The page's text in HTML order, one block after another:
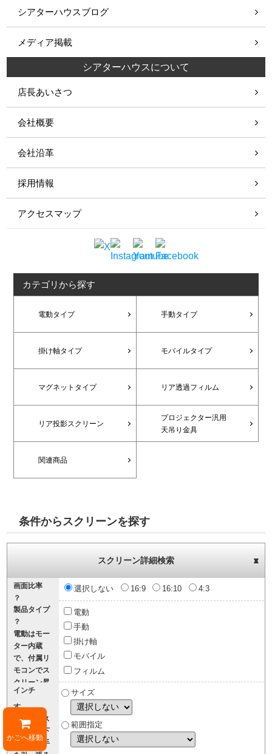
かごへ移動
シアターハウスブログ
メディア掲載
シアターハウスについて
店長あいさつ
会社概要
会社沿革
採用情報
アクセスマップ
カテゴリから探す
電動タイプ 手動タイプ
掛け軸タイプ モバイルタイプ
マグネットタイプ リア透過フィルム
リア投影スクリーン
プロジェクター汎用
天吊り金具
関連商品
条件からスクリーンを探す
スクリーン詳細検索 ▼
▲
画面比率
？
16:9は、
DVDやブル
ーレイ、テ
レビ、
Youtubeなど
に採用され
ている画面
比率でホー
ムシアター
向けです。
16:10
は、
PC画面やパ
選択しない 16:9 16:10 4:3
製品タイプ
？
電動はモー
ター内蔵
で、付属リ
モコンでス
クリーン昇
降が行えま
す。
手動は、ス
クリーン下
部の取っ手
電動
手動
掛け軸
モバイル
フィルム
インチ サイズ
範囲指定